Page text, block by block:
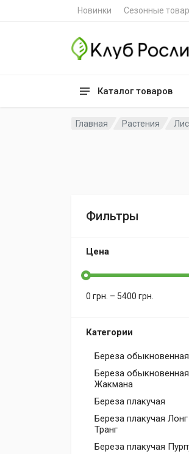
Новинки Сезонные
Каталог товаров
Главная Растения
Фильтры
Цена
0 грн. – 5400 грн.
Категории
Береза обыкновенная
Береза обыкновенная
Жакмана
Береза плакучая
Береза плакучая Лонг
Транг
Береза плакучая